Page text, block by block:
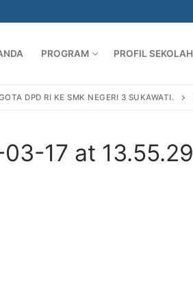
PROGRAM PROFIL SEKOLAH
DPD RI KE SMK NEGERI 3 SUKAWATI.
17 at 13.55.29